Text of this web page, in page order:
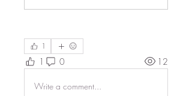
1
1 0 12
Write a comment...